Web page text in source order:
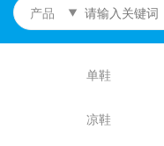
产品
单鞋
凉鞋